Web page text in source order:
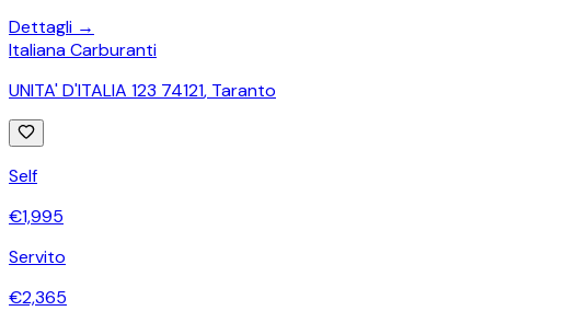
Dettagli →
Italiana Carburanti
UNITA' D'ITALIA 123 74121, Taranto
Self
€1,995
Servito
€2,365